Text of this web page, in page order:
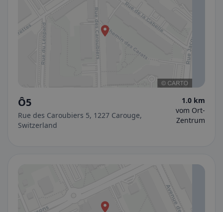
Ô5
Rue des Caroubiers 5, 1227 Carouge,
Switzerland
1.0 km
vom Ort-
Zentrum